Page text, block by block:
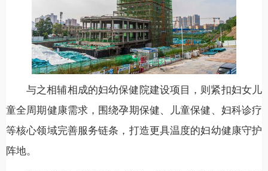
与之相辅相成的妇幼保健院建设项目，则紧扣妇女儿
童全周期健康需求，围绕孕期保健、儿童保健、妇科诊疗
等核心领域完善服务链条，打造更具温度的妇幼健康守护
阵地。